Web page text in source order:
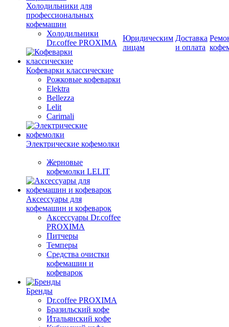
Холодильники для
профессиональных
кофемашин
Холодильники
Dr.coffee PROXIMA
Кофеварки классические
Рожковые кофеварки
Elektra
Bellezza
Lelit
Carimali
Электрические кофемолки
Жерновые
кофемолки LELIT
Аксессуары для
кофемашин и кофеварок
Аксессуары Dr.coffee
PROXIMA
Питчеры
Темперы
Средства очистки
кофемашин и
кофеварок
Бренды
Dr.coffee PROXIMA
Бразильский кофе
Итальянский кофе
Юридическим
лицам
Доставка
и оплата